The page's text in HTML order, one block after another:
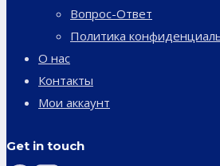
Вопрос-Ответ
Политика
О нас
Контакты
Мои аккаунт
Get in touch